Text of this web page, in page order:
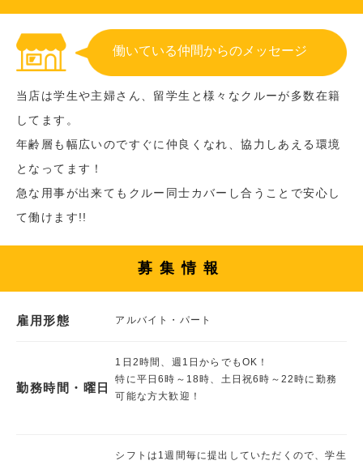
働いている仲間からのメッセージ
当店は学生や主婦さん、留学生と様々なクルーが多数在籍
してます。
年齢層も幅広いのですぐに仲良くなれ、協力しあえる環境
となってます！
急な用事が出来てもクルー同士カバーし合うことで安心し
て働けます!!
募集情報
雇用形態 アルバイト・パート
勤務時間・曜日
1日2時間、週1日からでもOK！
特に平日6時～18時、土日祝6時～22時に勤務
可能な方大歓迎！
シフトは1週間毎に提出していただくので、学生